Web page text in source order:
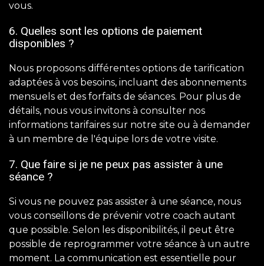
vous.
6. Quelles sont les options de paiement
disponibles ?
Nous proposons différentes options de tarification
adaptées à vos besoins, incluant des abonnements
mensuels et des forfaits de séances. Pour plus de
détails, nous vous invitons à consulter nos
informations tarifaires sur notre site ou à demander
à un membre de l'équipe lors de votre visite.
7. Que faire si je ne peux pas assister à une
séance ?
Si vous ne pouvez pas assister à une séance, nous
vous conseillons de prévenir votre coach autant
que possible. Selon les disponibilités, il peut être
possible de reprogrammer votre séance à un autre
moment. La communication est essentielle pour